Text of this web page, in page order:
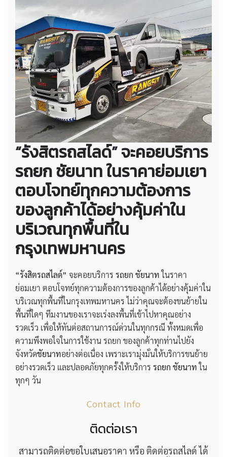
“รังสิตรถสไลด์” จะคอยบริการ
รถยก ชัยนาท ในราคาย่อมเยา
ตอบโจทย์ทุกความต้องการ
ของลูกค้าได้อย่างคุ้มค่าใน
บริเวณทุกพื้นที่ใน
กรุงเทพมหานคร
“รังสิตรถสไลด์” จะคอยบริการ รถยก ชัยนาทในราคา
ย่อมเยา ตอบโจทย์ทุกความต้องการของลูกค้าได้อย่างคุ้มค่าใน
บริเวณทุกพื้นที่ในกรุงเทพมหานคร ไม่ว่าคุณจะต้องขนย้ายใน
พื้นที่ใดๆ ทีมงานของเราจะเร่งลงพื้นที่เข้าไปหาคุณอย่าง
รวดเร็ว เพื่อให้ทันต่อสถานการณ์ด่วนในทุกกรณี ทั้งหมดเพื่อ
ความพึงพอใจในการใช้งาน รถยก ของลูกค้าทุกท่านไปยัง
จังหวัดชัยนาทอย่างต่อเนื่อง เพราะเรามุ่งมั่นให้บริการขนย้าย
อย่างรวดเร็ว และปลอดภัยทุกครั้งให้บริการ รถยก ชัยนาทใน
ทุกๆ วัน
Contact Info
ติดต่อเรา
สามารถติดต่อขอใบเสนอราคา หรือ ติดต่อรถสไลด์ ได้